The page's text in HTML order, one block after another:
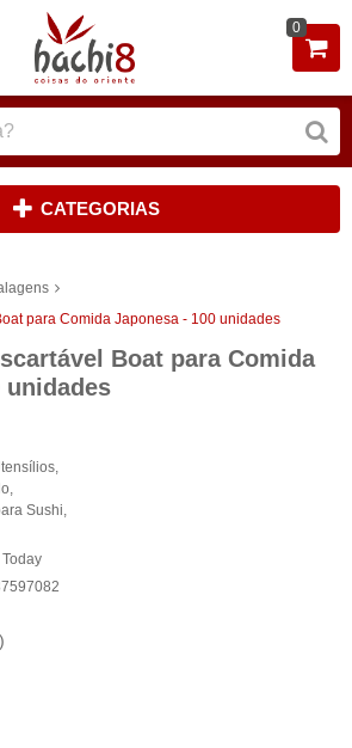
0
CATEGORIAS
para Comida Japonesa - 100 unidades
Boat para Comida
unidades
Sushi